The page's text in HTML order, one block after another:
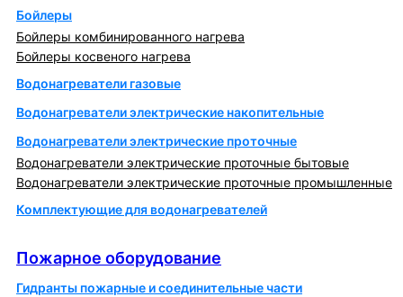
Бойлеры
Бойлеры комбинированного нагрева
Бойлеры косвеного нагрева
Водонагреватели газовые
Водонагреватели электрические накопительные
Водонагреватели электрические проточные
Водонагреватели электрические проточные бытовые
Водонагреватели электрические проточные промышленные
Комплектующие для водонагревателей
Пожарное оборудование
Гидранты пожарные и соединительные части